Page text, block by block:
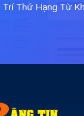
Trí Thứ Hạng Từ